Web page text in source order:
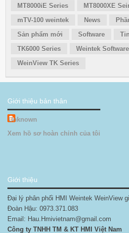
MT8000iE Series
MT8000XE
mTV-100 weintek
News
Sản phẩm mới
Software
TK6000 Series
Weintek Software
WeinView TK Series
Giới thiệu bản thân
Unknown
Xem hồ sơ hoàn chỉnh của tôi
Giới thiệu
Đại lý phân phối HMI Weintek WeinView
Đoàn Hậu: 0973.371.083
Email: Hau.Hmivietnam@gmail.com
Công ty TNHH TM & KT HMI Việt Nam